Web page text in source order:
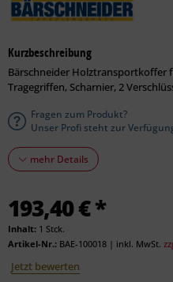
Kurzbeschreibung
Bärschneider Holztransportkoffer
Tragegriffen, Scharnier, 2
Fragen zum Produkt?
Unser Profi steht zur
mehr Details
193,40 € *
Inhalt: 1 Stck.
Artikel-Nr.: BAE-100018 | inkl. MwSt.
Jetzt bewerten